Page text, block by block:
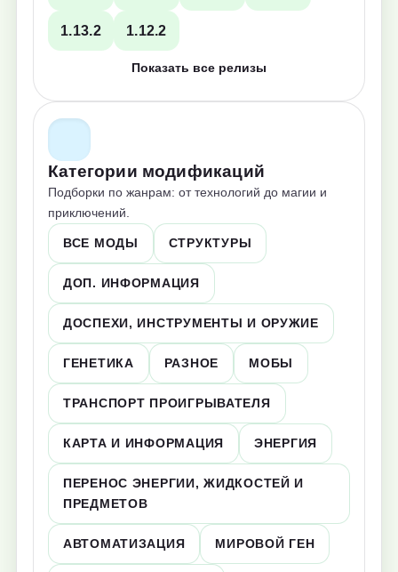
1.13.2 1.12.2
Показать все релизы
Категории модификаций
Подборки по жанрам: от технологий до магии и
приключений.
ВСЕ МОДЫ СТРУКТУРЫ
ДОП. ИНФОРМАЦИЯ
ДОСПЕХИ, ИНСТРУМЕНТЫ И ОРУЖИЕ
ГЕНЕТИКА РАЗНОЕ МОБЫ
ТРАНСПОРТ ПРОИГРЫВАТЕЛЯ
КАРТА И ИНФОРМАЦИЯ ЭНЕРГИЯ
ПЕРЕНОС ЭНЕРГИИ, ЖИДКОСТЕЙ И
ПРЕДМЕТОВ
АВТОМАТИЗАЦИЯ МИРОВОЙ ГЕН